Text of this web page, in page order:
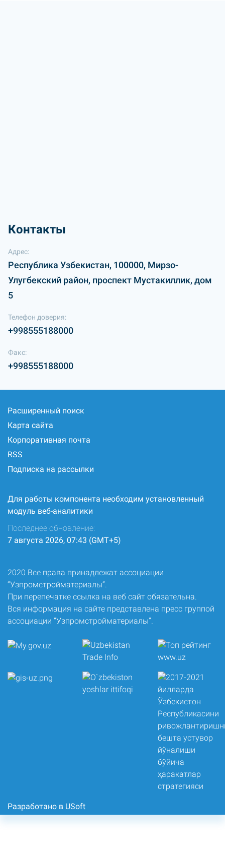
Контакты
Адрес:
Республика Узбекистан, 100000, Мирзо-
Улугбекский район, проспект Мустакиллик, дом
5
Телефон доверия:
+998555188000
Факс:
+998555188000
Расширенный поиск
Карта сайта
Корпоративная почта
RSS
Подписка на рассылки
Для работы компонента необходим установленный
модуль веб-аналитики
Последнее обновление:
7 августа 2026, 07:43 (GMT+5)
2020 Все права принадлежат ассоциации
“Узпромстройматериалы”.
При перепечатке ссылка на веб сайт обязательна.
Вся информация на сайте представлена пресс группой
ассоциации “Узпромстройматериалы”.
Разработано в USoft